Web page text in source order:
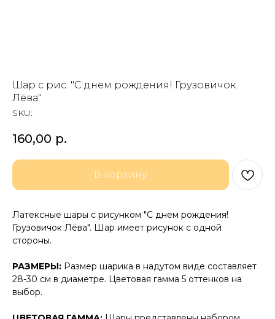
Шар с рис. "С днем рождения! Грузовичок
Лёва"
SKU:
160,00 р.
В корзину
Латексные шары с рисунком "С днем рождения!
Грузовичок Лёва". Шар имеет рисунок с одной
стороны.
РАЗМЕРЫ: Размер шарика в надутом виде составляет
28-30 см в диаметре. Цветовая гамма 5 оттенков на
выбор.